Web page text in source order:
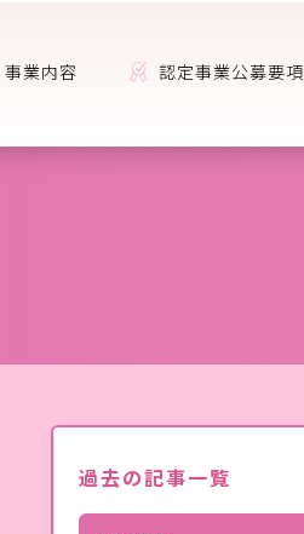
事業内容 認定事業公募要項
過去の記事一覧